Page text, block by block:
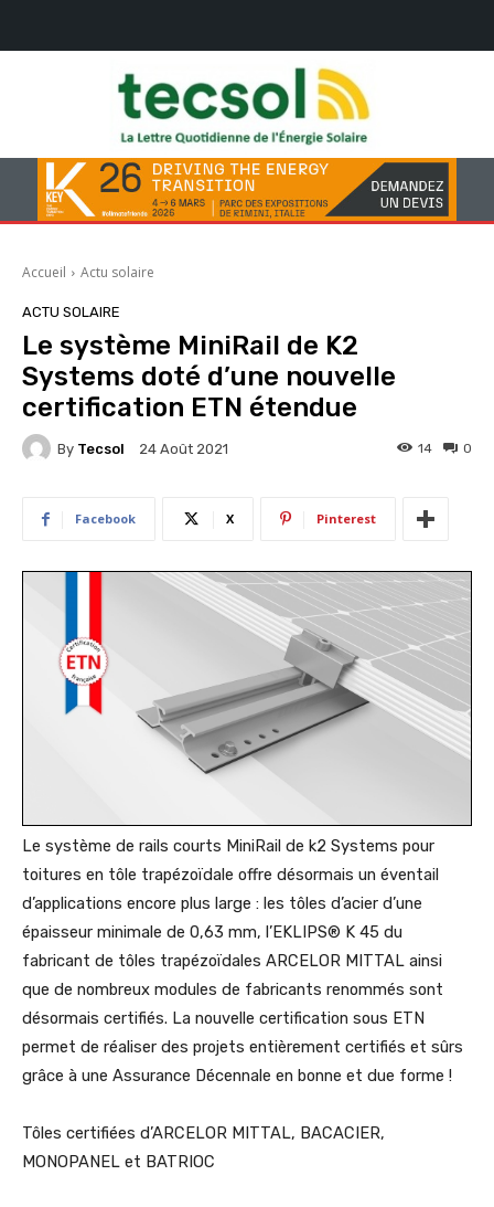
Accueil Actu solaire
ACTU SOLAIRE
Le système MiniRail de K2
Systems doté d’une nouvelle
certification ETN étendue
By Tecsol 24 Août 2021 0
14
Facebook X Pinterest
Le système de rails courts MiniRail de k2 Systems pour
toitures en tôle trapézoïdale offre désormais un éventail
d’applications encore plus large : les tôles d’acier d’une
épaisseur minimale de 0,63 mm, l’EKLIPS® K 45 du
fabricant de tôles trapézoïdales ARCELOR MITTAL ainsi
que de nombreux modules de fabricants renommés sont
désormais certifiés. La nouvelle certification sous ETN
permet de réaliser des projets entièrement certifiés et sûrs
grâce à une Assurance Décennale en bonne et due forme !
Tôles certifiées d’ARCELOR MITTAL, BACACIER,
MONOPANEL et BATRIOC